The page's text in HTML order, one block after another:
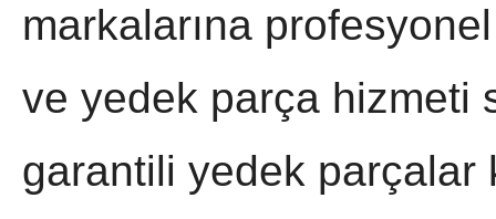
markalarına
ve yedek parça hizmeti
garantili yedek parçalar